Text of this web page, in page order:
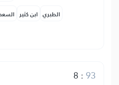
ابن كثير الطبري
8 :93